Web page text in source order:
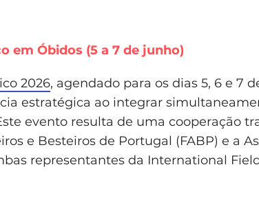
em Óbidos (5 a 7 de junho)
2026, agendado para os dias 5, 6 e 7
estratégica ao integrar
evento resulta de uma cooperação
e Besteiros de Portugal (FABP) e a
representantes da International